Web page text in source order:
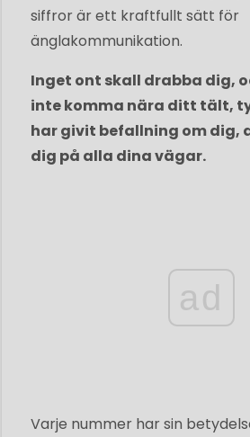
siffror är ett kraftfullt sätt för
änglakommunikation.
Inget ont skall drabba dig,
inte komma nära ditt tält,
har givit befallning om dig,
dig på alla dina vägar.
ad
Varje nummer har sin